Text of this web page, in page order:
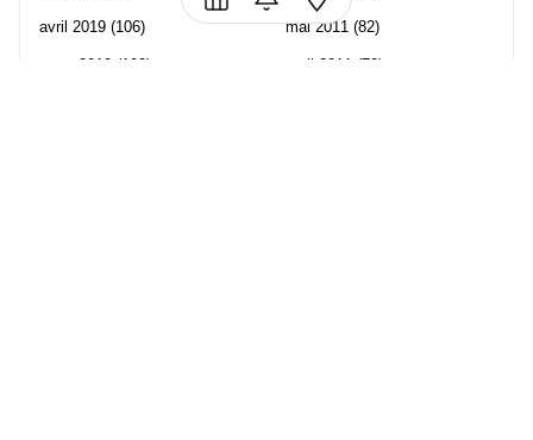
avril 2019 (106)
mars 2019 (102)
mai 2011 (82)
avril 2011 (70)